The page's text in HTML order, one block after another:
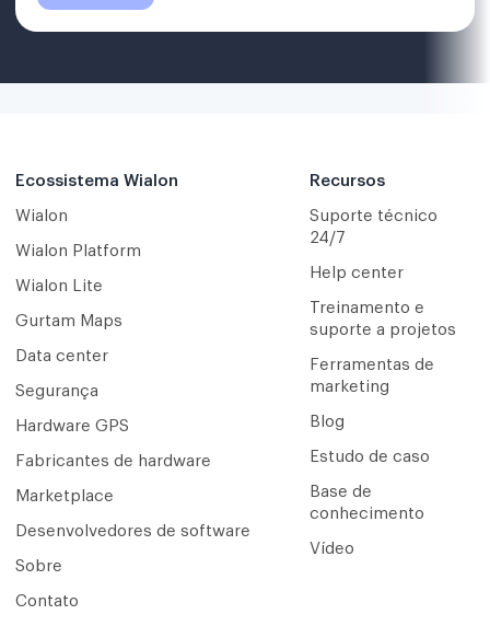
Ecossistema Wialon
Wialon
Wialon Platform
Wialon Lite
Gurtam Maps
Data center
Segurança
Hardware GPS
Fabricantes de hardware
Marketplace
Desenvolvedores de software
Sobre
Contato
Recursos
Suporte técnico
24/7
Help center
Treinamento e
suporte a projetos
Ferramentas de
marketing
Blog
Estudo de caso
Base de
conhecimento
Vídeo